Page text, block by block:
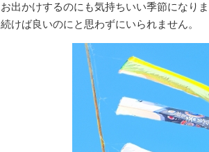
お出かけするのにも気持ちいい季節になり
続けば良いのにと思わずにいられません。